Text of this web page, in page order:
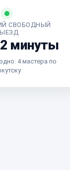
СВОБОДНЫЙ
минуты
4 мастера по